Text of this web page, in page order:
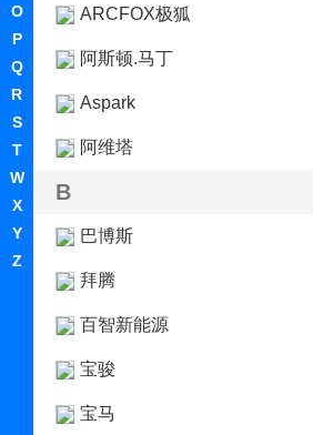
O
P
Q
R
S
T
W
X
Y
Z
ARCFOX极狐
阿斯顿.马丁
Aspark
阿维塔
B
巴博斯
拜腾
百智新能源
宝骏
宝马